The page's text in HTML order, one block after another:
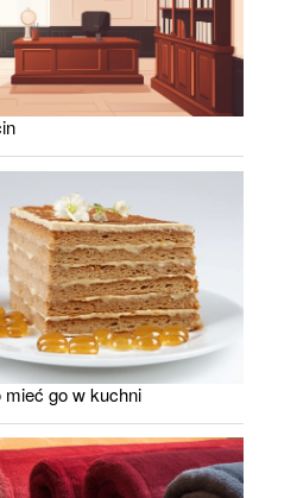
mieć go w kuchni